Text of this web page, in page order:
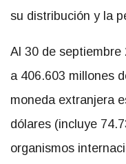
su distribución y la
Al 30 de septiembre
a 406.603 millones
moneda extranjera
dólares (incluye
organismos